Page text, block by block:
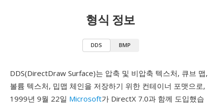
형식 정보
DDS BMP
DDS(DirectDraw Surface)는 압축 및 비압축 텍스처, 큐브 맵,
볼륨 텍스처, 밉맵 체인을 저장하기 위한 컨테이너 포맷으로,
1999년 9월 22일 Microsoft가 DirectX 7.0과 함께 도입했습